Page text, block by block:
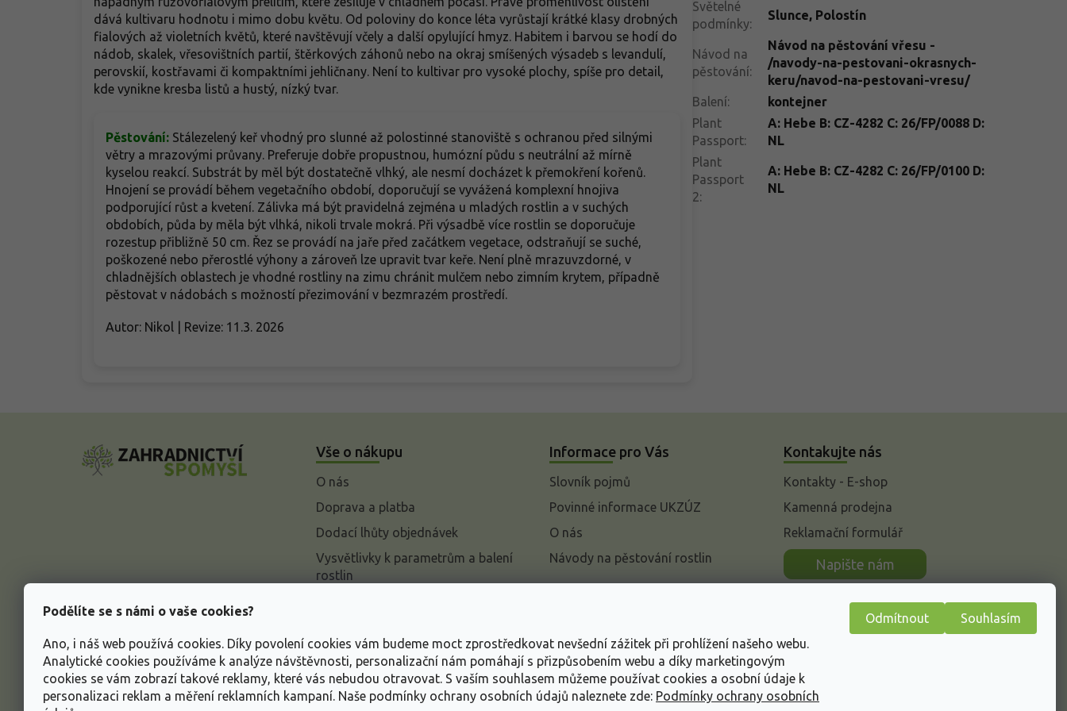
Podělíte se s námi o vaše cookies?
Ano, i náš web používá cookies. Díky povolení cookies vám budeme moct zprostředkovat nevšední zážitek při prohlížení našeho webu.
Analytické cookies používáme k analýze návštěvnosti, personalizační nám pomáhají s přizpůsobením webu a díky marketingovým
cookies se vám zobrazí takové reklamy, které vás nebudou otravovat. S vaším souhlasem můžeme používat cookies a osobní údaje k
personalizaci reklam a měření reklamních kampaní. Naše podmínky ochrany osobních údajů naleznete zde: Podmínky ochrany osobních
Odmítnout Souhlasím
dává kultivaru hodnotu i mimo dobu květu. Od poloviny do konce léta vyrůstají krátké klasy drobných
fialových až violetních květů, které navštěvují včely a další opylující hmyz. Habitem i barvou se hodí do
nádob, skalek, vřesovištních partií, štěrkových záhonů nebo na okraj smíšených výsadeb s levandulí,
perovskií, kostřavami či kompaktními jehličnany. Není to kultivar pro vysoké plochy, spíše pro detail,
kde vynikne kresba listů a hustý, nízký tvar.
Pěstování: Stálezelený keř vhodný pro slunné až polostinné stanoviště s ochranou před silnými
větry a mrazovými průvany. Preferuje dobře propustnou, humózní půdu s neutrální až mírně
kyselou reakcí. Substrát by měl být dostatečně vlhký, ale nesmí docházet k přemokření kořenů.
Hnojení se provádí během vegetačního období, doporučují se vyvážená komplexní hnojiva
podporující růst a kvetení. Zálivka má být pravidelná zejména u mladých rostlin a v suchých
obdobích, půda by měla být vlhká, nikoli trvale mokrá. Při výsadbě více rostlin se doporučuje
rozestup přibližně 50 cm. Řez se provádí na jaře před začátkem vegetace, odstraňují se suché,
poškozené nebo přerostlé výhony a zároveň lze upravit tvar keře. Není plně mrazuvzdorné, v
chladnějších oblastech je vhodné rostliny na zimu chránit mulčem nebo zimním krytem, případně
pěstovat v nádobách s možností přezimování v bezmrazém prostředí.
Autor: Nikol | Revize: 11.3. 2026
Světelné
podmínky:
Slunce, Polostín
Návod na
pěstování:
Návod na pěstování vřesu -
/navody-na-pestovani-okrasnych-
keru/navod-na-pestovani-vresu/
Balení:
kontejner
Plant
Passport:
A: Hebe B: CZ-4282 C: 26/FP/0088 D:
NL
Plant
Passport
2:
A: Hebe B: CZ-4282 C: 26/FP/0100 D:
NL
Vše o nákupu
O nás
Doprava a platba
Dodací lhůty objednávek
Vysvětlivky k parametrům a balení
rostlin
Informace o ochraně osobních
údajů
Obchodní podmínky
Informace pro Vás
Slovník pojmů
Povinné informace UKZÚZ
O nás
Návody na pěstování rostlin
Kontakujte nás
Kontakty - E-shop
Kamenná prodejna
Reklamační formulář
Napište nám